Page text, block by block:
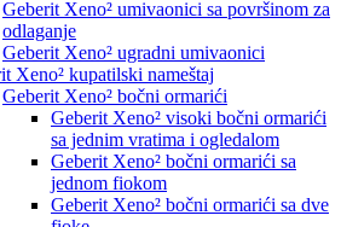
Geberit Xeno² umivaonici sa površinom za
odlaganje
Geberit Xeno² ugradni umivaonici
Xeno² kupatilski nameštaj
Geberit Xeno² bočni ormarići
Geberit Xeno² visoki bočni ormarići
sa jednim vratima i ogledalom
Geberit Xeno² bočni ormarići sa
jednom fiokom
Geberit Xeno² bočni ormarići sa dve